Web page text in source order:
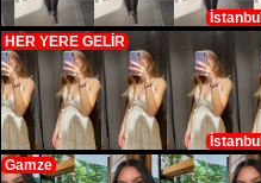
İstanbul
HER YERE GELİR
İstanbul
Gamze